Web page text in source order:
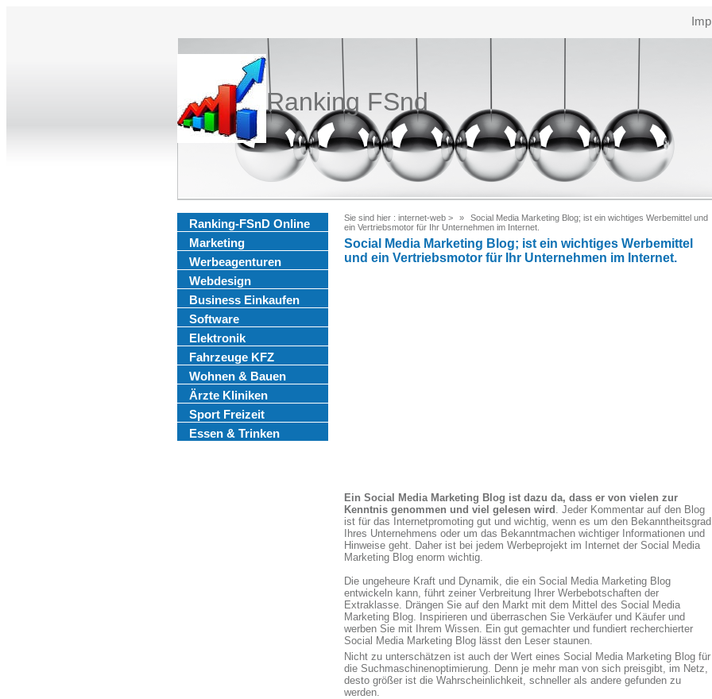
Ranking FSnd
Ranking-FSnD Online
Marketing
Werbeagenturen
Webdesign
Business Einkaufen
Software
Elektronik
Fahrzeuge KFZ
Wohnen & Bauen
Ärzte Kliniken
Sport Freizeit
Essen & Trinken
Sie sind hier : internet-web >
Social Media Marketing Blog; ist ein wichtiges Werbemittel und
ein Vertriebsmotor für Ihr Unternehmen im Internet.
Social Media Marketing Blog; ist ein wichtiges Werbemittel
und ein Vertriebsmotor für Ihr Unternehmen im Internet.
Ein Social Media Marketing Blog ist dazu da, dass er von vielen zur
Kenntnis genommen und viel gelesen wird . Jeder Kommentar auf den Blog
ist für das Internetpromoting gut und wichtig, wenn es um den Bekanntheitsgrad
Ihres Unternehmens oder um das Bekanntmachen wichtiger Informationen und
Hinweise geht. Daher ist bei jedem Werbeprojekt im Internet der Social Media
Marketing Blog enorm wichtig.
Die ungeheure Kraft und Dynamik, die ein Social Media Marketing Blog
entwickeln kann, führt zeiner Verbreitung Ihrer Werbebotschaften der
Extraklasse. Drängen Sie auf den Markt mit dem Mittel des Social Media
Marketing Blog. Inspirieren und überraschen Sie Verkäufer und Käufer und
werben Sie mit Ihrem Wissen. Ein gut gemachter und fundiert recherchierter
Social Media Marketing Blog lässt den Leser staunen.
Nicht zu unterschätzen ist auch der Wert eines Social Media Marketing Blog für
die Suchmaschinenoptimierung. Denn je mehr man von sich preisgibt, im Netz,
desto größer ist die Wahrscheinlichkeit, schneller als andere gefunden zu
werden.